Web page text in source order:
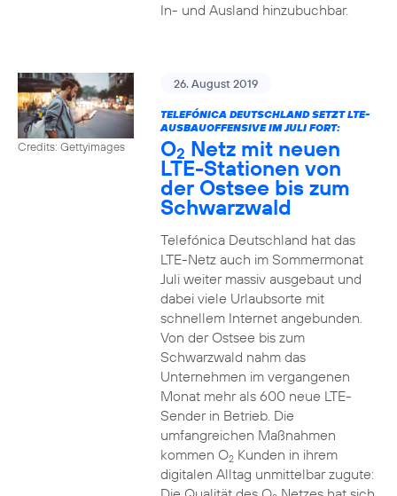
In- und Ausland hinzubuchbar.
Credits: Gettyimages
26. August 2019
TELEFÓNICA DEUTSCHLAND SETZT LTE-
AUSBAUOFFENSIVE IM JULI FORT:
O2 Netz mit neuen
LTE-Stationen von
der Ostsee bis zum
Schwarzwald
Telefónica Deutschland hat das
LTE-Netz auch im Sommermonat
Juli weiter massiv ausgebaut und
dabei viele Urlaubsorte mit
schnellem Internet angebunden.
Von der Ostsee bis zum
Schwarzwald nahm das
Unternehmen im vergangenen
Monat mehr als 600 neue LTE-
Sender in Betrieb. Die
umfangreichen Maßnahmen
kommen O2Kunden in ihrem
digitalen Alltag unmittelbar zugute: